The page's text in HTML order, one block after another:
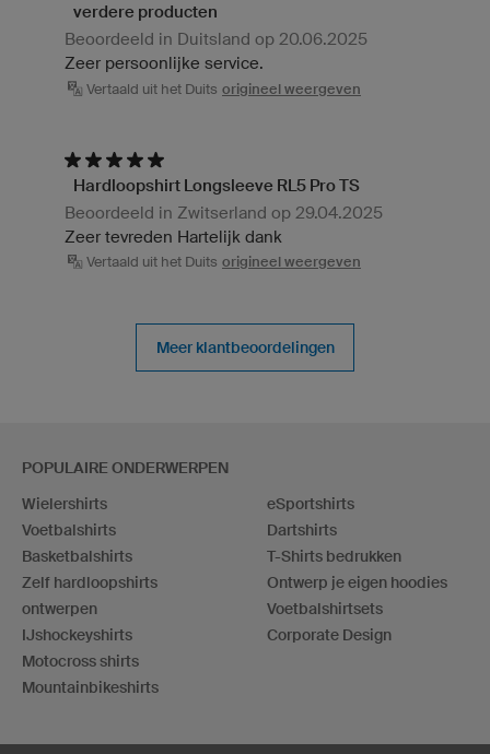
verdere producten
Beoordeeld in Duitsland op 20.06.2025
Zeer persoonlijke service.
Vertaald uit het Duits origineel weergeven
Hardloopshirt Longsleeve RL5 Pro TS
Beoordeeld in Zwitserland op 29.04.2025
Zeer tevreden Hartelijk dank
Vertaald uit het Duits origineel weergeven
Meer klantbeoordelingen
POPULAIRE ONDERWERPEN
Wielershirts
Voetbalshirts
Basketbalshirts
Zelf hardloopshirts
ontwerpen
IJshockeyshirts
Motocross shirts
Mountainbikeshirts
eSportshirts
Dartshirts
T-Shirts bedrukken
Ontwerp je eigen hoodies
Voetbalshirtsets
Corporate Design